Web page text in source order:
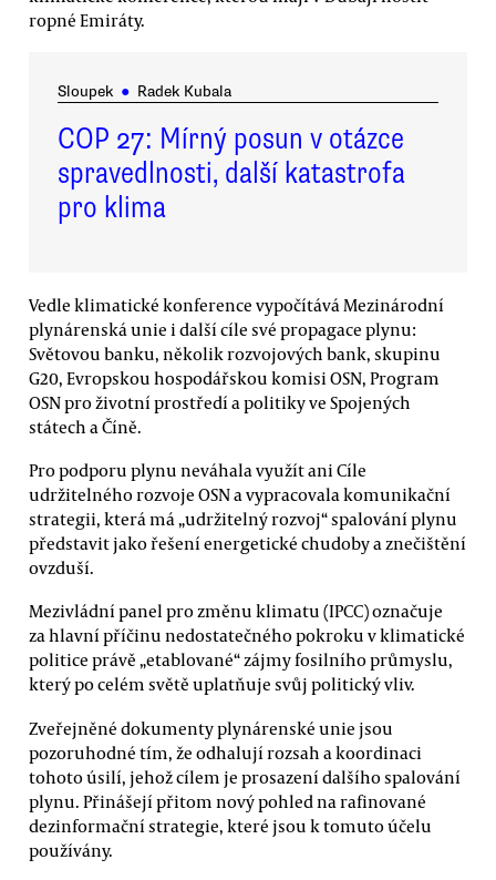
ropné Emiráty.
Sloupek ● Radek Kubala
COP 27: Mírný posun v otázce
spravedlnosti, další katastrofa
pro klima
Vedle klimatické konference vypočítává Mezinárodní
plynárenská unie i další cíle své propagace plynu:
Světovou banku, několik rozvojových bank, skupinu
G20, Evropskou hospodářskou komisi OSN, Program
OSN pro životní prostředí a politiky ve Spojených
státech a Číně.
Pro podporu plynu neváhala využít ani Cíle
udržitelného rozvoje OSN a vypracovala komunikační
strategii, která má „udržitelný rozvoj“ spalování plynu
představit jako řešení energetické chudoby a znečištění
ovzduší.
Mezivládní panel pro změnu klimatu (IPCC) označuje
za hlavní příčinu nedostatečného pokroku v klimatické
politice právě „etablované“ zájmy fosilního průmyslu,
který po celém světě uplatňuje svůj politický vliv.
Zveřejněné dokumenty plynárenské unie jsou
pozoruhodné tím, že odhalují rozsah a koordinaci
tohoto úsilí, jehož cílem je prosazení dalšího spalování
plynu. Přinášejí přitom nový pohled na rafinované
dezinformační strategie, které jsou k tomuto účelu
používány.